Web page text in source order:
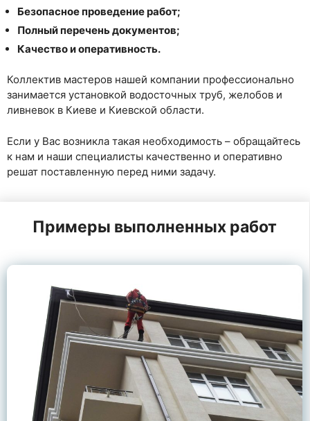
Безопасное проведение работ;
Полный перечень документов;
Качество и оперативность.
Коллектив мастеров нашей компании профессионально
занимается установкой водосточных труб, желобов и
ливневок в Киеве и Киевской области.
Если у Вас возникла такая необходимость – обращайтесь
к нам и наши специалисты качественно и оперативно
решат поставленную перед ними задачу.
Примеры выполненных работ